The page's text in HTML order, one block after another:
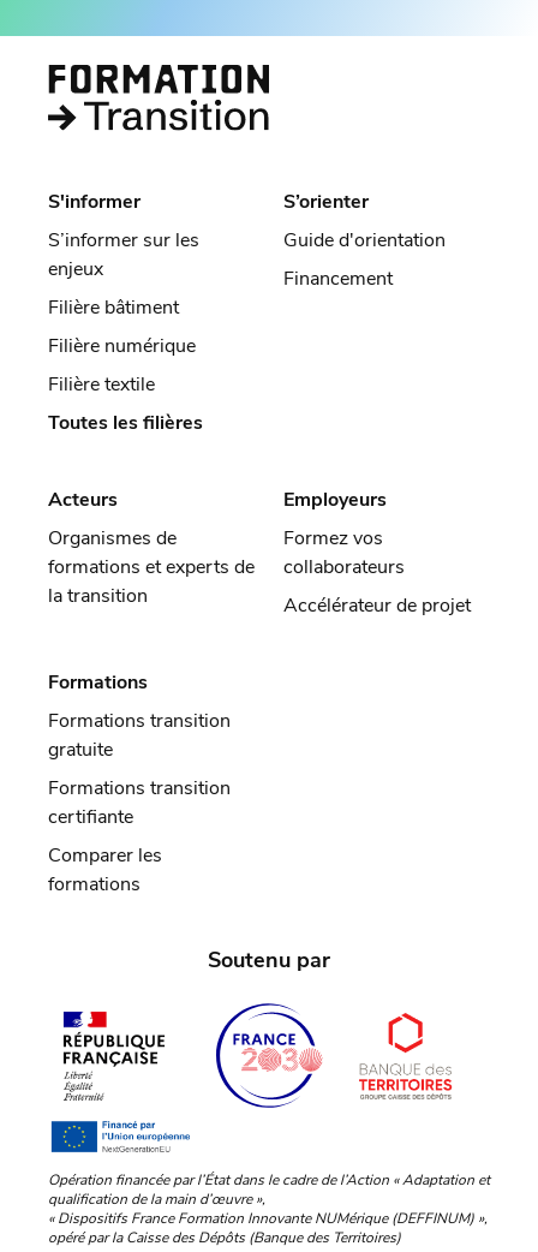
S'informer
S’informer sur les
enjeux
Filière bâtiment
Filière numérique
Filière textile
Toutes les filières
S’orienter
Guide d'orientation
Financement
Acteurs
Organismes de
formations et experts de
la transition
Employeurs
Formez vos
collaborateurs
Accélérateur de projet
Formations
Formations transition
gratuite
Formations transition
certifiante
Comparer les
formations
Soutenu par
Opération financée par l’État dans le cadre de l’Action « Adaptation et
qualification de la main d’œuvre »,
« Dispositifs France Formation Innovante NUMérique (DEFFINUM) »,
opéré par la Caisse des Dépôts (Banque des Territoires)